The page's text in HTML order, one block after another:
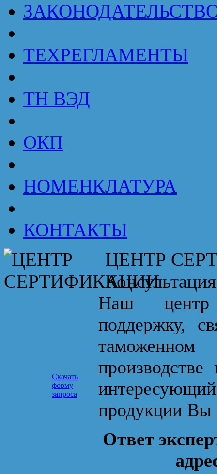
ТЕХРЕГЛАМЕНТЫ
ТН ВЭД
ОКП
НОМЕНКЛАТУРА
КОНТАКТЫ
ЦЕНТР
Скачать
форму
запроса
Наш центр
поддержку,
продукции Вы
Ответ